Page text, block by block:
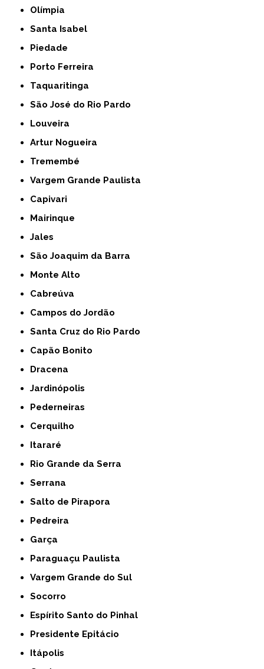
Olímpia
Santa Isabel
Piedade
Porto Ferreira
Taquaritinga
São José do Rio Pardo
Louveira
Artur Nogueira
Tremembé
Vargem Grande Paulista
Capivari
Mairinque
Jales
São Joaquim da Barra
Monte Alto
Cabreúva
Campos do Jordão
Santa Cruz do Rio Pardo
Capão Bonito
Dracena
Jardinópolis
Pederneiras
Cerquilho
Itararé
Rio Grande da Serra
Serrana
Salto de Pirapora
Pedreira
Garça
Paraguaçu Paulista
Vargem Grande do Sul
Socorro
Espírito Santo do Pinhal
Presidente Epitácio
Itápolis